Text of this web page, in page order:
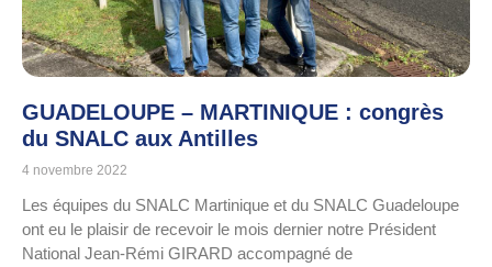
GUADELOUPE – MARTINIQUE : congrès
du SNALC aux Antilles
4 novembre 2022
Les équipes du SNALC Martinique et du SNALC Guadeloupe
ont eu le plaisir de recevoir le mois dernier notre Président
National Jean-Rémi GIRARD accompagné de